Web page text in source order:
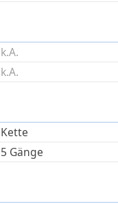
k.A.
k.A.
Kette
5 Gänge